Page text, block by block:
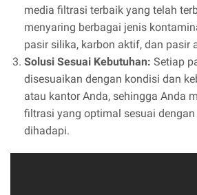
media filtrasi terbaik yang telah
menyaring berbagai jenis
pasir silika, karbon aktif, dan pasir
Solusi Sesuai Kebutuhan: Setiap
disesuaikan dengan kondisi dan
atau kantor Anda, sehingga Anda
filtrasi yang optimal sesuai
dihadapi.